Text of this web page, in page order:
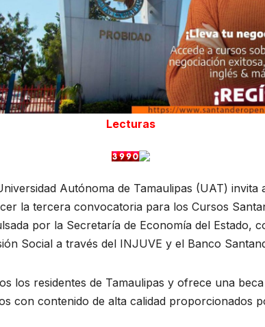
Lecturas
Autónoma de Tamaulipas (UAT) invita
la tercera convocatoria para los Cursos
por la Secretaría de Economía del Estado,
Social a través del INJUVE y el Banco
los residentes de Tamaulipas y ofrece una
con contenido de alta calidad proporcionados